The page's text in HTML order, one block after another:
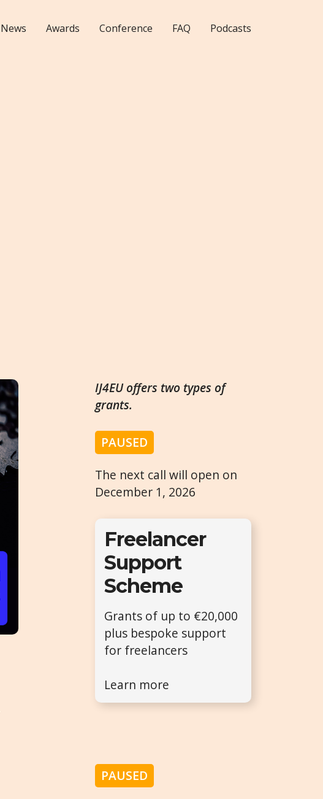
News Awards Conference FAQ Podcasts
IJ4EU offers two types of
grants.
PAUSED
The next call will open on
December 1, 2026
Freelancer
Support
Scheme
Grants of up to €20,000
plus bespoke support
for freelancers
Learn more
PAUSED